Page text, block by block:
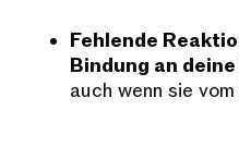
Fehlende
Bindung an
auch wenn sie